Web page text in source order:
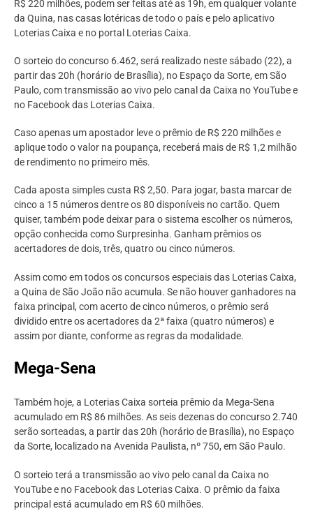
R$ 220 milhões, podem ser feitas até as 19h, em qualquer volante
da Quina, nas casas lotéricas de todo o país e pelo aplicativo
Loterias Caixa e no portal Loterias Caixa.
O sorteio do concurso 6.462, será realizado neste sábado (22), a
partir das 20h (horário de Brasília), no Espaço da Sorte, em São
Paulo, com transmissão ao vivo pelo canal da Caixa no YouTube e
no Facebook das Loterias Caixa.
Caso apenas um apostador leve o prêmio de R$ 220 milhões e
aplique todo o valor na poupança, receberá mais de R$ 1,2 milhão
de rendimento no primeiro mês.
Cada aposta simples custa R$ 2,50. Para jogar, basta marcar de
cinco a 15 números dentre os 80 disponíveis no cartão. Quem
quiser, também pode deixar para o sistema escolher os números,
opção conhecida como Surpresinha. Ganham prêmios os
acertadores de dois, três, quatro ou cinco números.
Assim como em todos os concursos especiais das Loterias Caixa,
a Quina de São João não acumula. Se não houver ganhadores na
faixa principal, com acerto de cinco números, o prêmio será
dividido entre os acertadores da 2ª faixa (quatro números) e
assim por diante, conforme as regras da modalidade.
Mega-Sena
Também hoje, a Loterias Caixa sorteia prêmio da Mega-Sena
acumulado em R$ 86 milhões. As seis dezenas do concurso 2.740
serão sorteadas, a partir das 20h (horário de Brasília), no Espaço
da Sorte, localizado na Avenida Paulista, nº 750, em São Paulo.
O sorteio terá a transmissão ao vivo pelo canal da Caixa no
YouTube e no Facebook das Loterias Caixa. O prêmio da faixa
principal está acumulado em R$ 60 milhões.